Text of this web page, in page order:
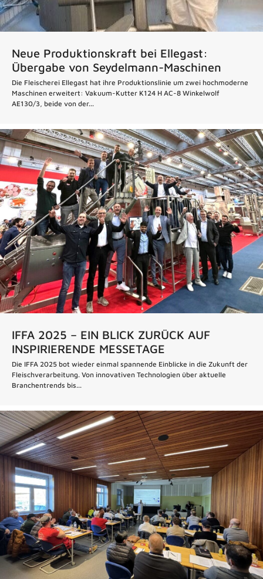
Neue Produktionskraft bei Ellegast:
Übergabe von Seydelmann-Maschinen
Die Fleischerei Ellegast hat ihre Produktionslinie um zwei hochmoderne
Maschinen erweitert: Vakuum-Kutter K124 H AC-8 Winkelwolf
AE130/3, beide von der...
IFFA 2025 – EIN BLICK ZURÜCK AUF
INSPIRIERENDE MESSETAGE
Die IFFA 2025 bot wieder einmal spannende Einblicke in die Zukunft der
Fleischverarbeitung. Von innovativen Technologien über aktuelle
Branchentrends bis...